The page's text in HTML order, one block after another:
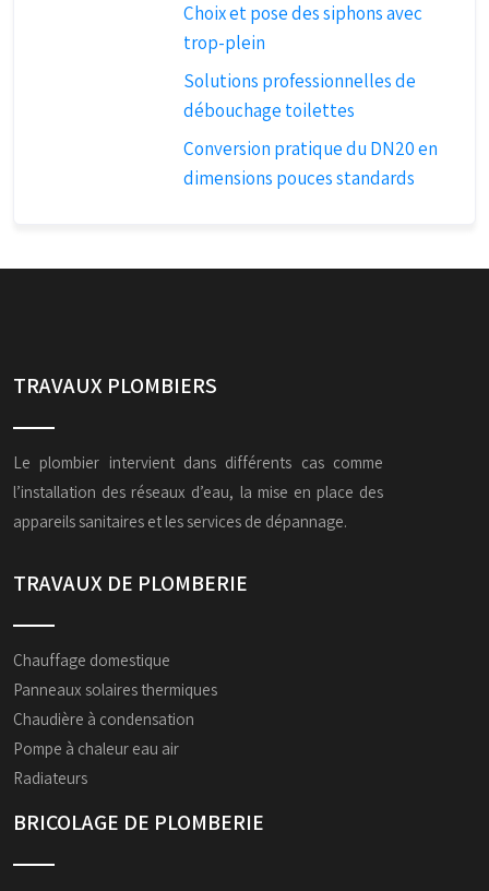
Choix et pose des siphons avec
trop-plein
Solutions professionnelles de
débouchage toilettes
Conversion pratique du DN20 en
dimensions pouces standards
TRAVAUX PLOMBIERS
Le plombier intervient dans différents cas comme
l’installation des réseaux d’eau, la mise en place des
appareils sanitaires et les services de dépannage.
TRAVAUX DE PLOMBERIE
Chauffage domestique
Panneaux solaires thermiques
Chaudière à condensation
Pompe à chaleur eau air
Radiateurs
BRICOLAGE DE PLOMBERIE